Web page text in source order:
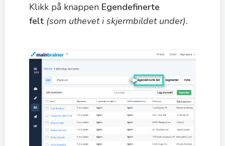
Klikk på knappen Egendefinerte
felt (som uthevet i skjermbildet under).